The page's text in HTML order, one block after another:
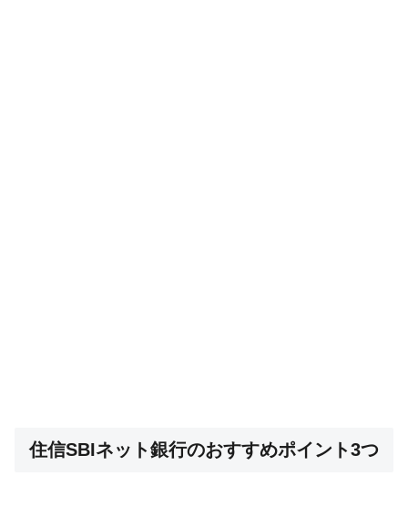
住信SBIネット銀行のおすすめポイント3つ